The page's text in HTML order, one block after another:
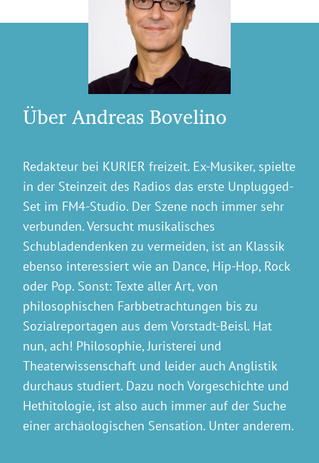
Über Andreas Bovelino
Redakteur bei KURIER freizeit. Ex-Musiker, spielte
in der Steinzeit des Radios das erste Unplugged-
Set im FM4-Studio. Der Szene noch immer sehr
verbunden. Versucht musikalisches
Schubladendenken zu vermeiden, ist an Klassik
ebenso interessiert wie an Dance, Hip-Hop, Rock
oder Pop. Sonst: Texte aller Art, von
philosophischen Farbbetrachtungen bis zu
Sozialreportagen aus dem Vorstadt-Beisl. Hat
nun, ach! Philosophie, Juristerei und
Theaterwissenschaft und leider auch Anglistik
durchaus studiert. Dazu noch Vorgeschichte und
Hethitologie, ist also auch immer auf der Suche
einer archäologischen Sensation. Unter anderem.